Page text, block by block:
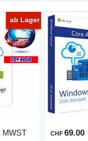
ab Lager
MWST CHF 69.00